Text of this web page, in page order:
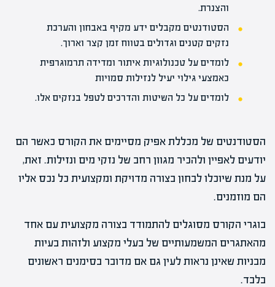
והצנרת.
הסטודנטים מקבלים ידע מקיף באבחון והערכת
נזקים קטנים וגדולים בטווח זמן קצר וארוך.
לומדים על טכנולוגיות איתור ומדידה תרמוגרפית
כאמצעי גילוי יעיל לנזילות סמויות
לומדים על כל השיטות והדרכים לטפל בנזקים אלו.
הסטודנטים של מכללת אפיק מסיימים את הקורס כאשר הם
יודעים לאפיין ולהכיר מגוון רחב של נזקי מים ונזילות. זאת,
על מנת שיוכלו לבחון בצורה מדויקת ומקצועית כל נכס אליו
הם מוזמנים.
בוגרי הקורס מסוגלים להתמודד בצורה מקצועית עם אחד
מהאתגרים המשמעותיים של בעלי מקצוע ולזהות בעיות
מבניות שאינן נראות לעין גם אם מדובר בסימנים ראשונים
בלבד.